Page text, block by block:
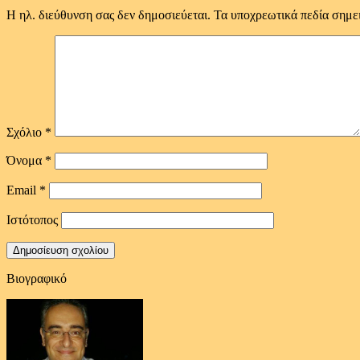
Η ηλ. διεύθυνση σας δεν δημοσιεύεται. Τα υποχρεωτικά πεδία
Σχόλιο *
Όνομα *
Email *
Ιστότοπος
Βιογραφικό